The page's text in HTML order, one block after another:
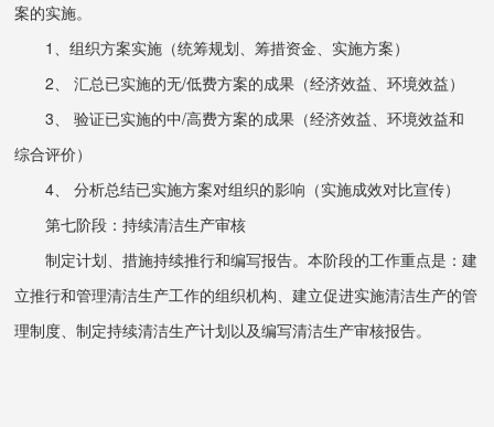
案的实施。
1、组织方案实施（统筹规划、筹措资金、实施方案）
2、 汇总已实施的无/低费方案的成果（经济效益、环境效益）
3、 验证已实施的中/高费方案的成果（经济效益、环境效益和
综合评价）
4、 分析总结已实施方案对组织的影响（实施成效对比宣传）
第七阶段：持续清洁生产审核
制定计划、措施持续推行和编写报告。本阶段的工作重点是：建
立推行和管理清洁生产工作的组织机构、建立促进实施清洁生产的管
理制度、制定持续清洁生产计划以及编写清洁生产审核报告。